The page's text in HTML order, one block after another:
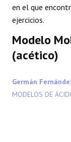
en el que
ejercicios.
Modelo
(acético)
Germán
MODELOS DE